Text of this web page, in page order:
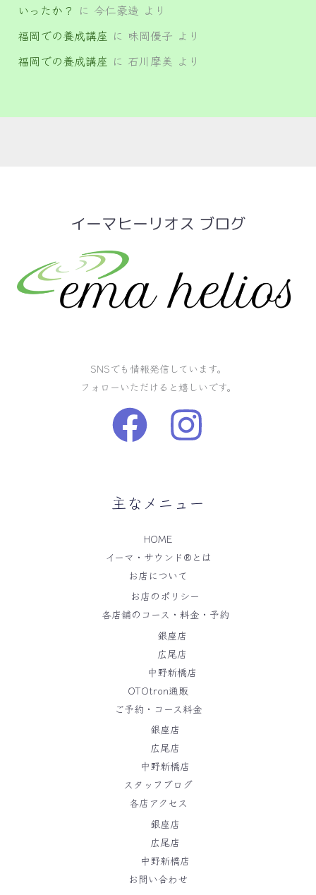
いったか？ に 今仁豪造 より
福岡での養成講座 に 味岡優子 より
福岡での養成講座 に 石川摩美 より
イーマヒーリオス ブログ
SNSでも情報発信しています。
フォローいただけると嬉しいです。
主なメニュー
HOME
イーマ・サウンド®️とは
お店について
お店のポリシー
各店舗のコース・料金・予約
銀座店
広尾店
中野新橋店
OTOtron通販
ご予約・コース料金
銀座店
広尾店
中野新橋店
スタッフブログ
各店アクセス
銀座店
広尾店
中野新橋店
お問い合わせ